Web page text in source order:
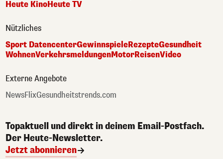
Heute KinoHeute TV
Nützliches
Sport DatencenterGewinnspieleRezepteGesundheit
WohnenVerkehrsmeldungenMotorReisenVideo
Externe Angebote
NewsFlixGesundheitstrends.com
Topaktuell und direkt in deinem Email-Postfach.
Der Heute-Newsletter.
Jetzt abonnieren